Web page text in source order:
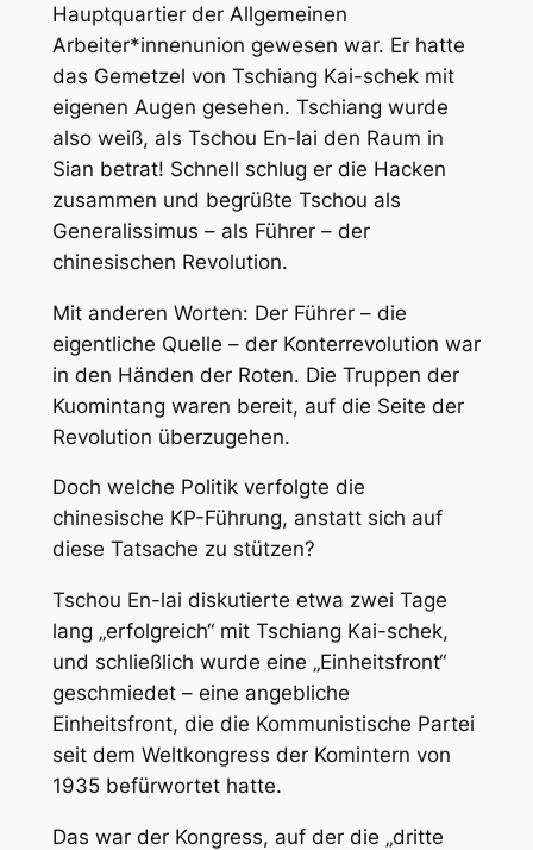
Hauptquartier der Allgemeinen
Arbeiter*innenunion gewesen war. Er hatte
das Gemetzel von Tschiang Kai-schek mit
eigenen Augen gesehen. Tschiang wurde
also weiß, als Tschou En-lai den Raum in
Sian betrat! Schnell schlug er die Hacken
zusammen und begrüßte Tschou als
Generalissimus – als Führer – der
chinesischen Revolution.
Mit anderen Worten: Der Führer – die
eigentliche Quelle – der Konterrevolution war
in den Händen der Roten. Die Truppen der
Kuomintang waren bereit, auf die Seite der
Revolution überzugehen.
Doch welche Politik verfolgte die
chinesische KP-Führung, anstatt sich auf
diese Tatsache zu stützen?
Tschou En-lai diskutierte etwa zwei Tage
lang „erfolgreich“ mit Tschiang Kai-schek,
und schließlich wurde eine „Einheitsfront“
geschmiedet – eine angebliche
Einheitsfront, die die Kommunistische Partei
seit dem Weltkongress der Komintern von
1935 befürwortet hatte.
Das war der Kongress, auf der die „dritte